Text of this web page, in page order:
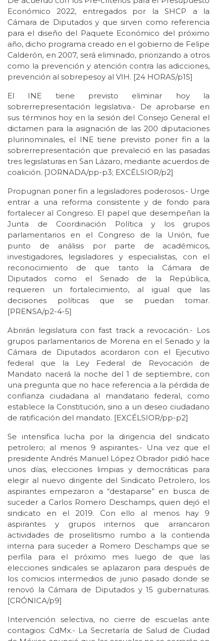
Económico 2022, entregados por la SHCP a la
Cámara de Diputados y que sirven como referencia
para el diseño del Paquete Económico del próximo
año, dicho programa creado en el gobierno de Felipe
Calderón, en 2007, será eliminado, priorizando a otros
como la prevención y atención contra las adicciones,
prevención al sobrepesoy al VIH. [24 HORAS/p15]
El INE tiene previsto eliminar hoy la
sobrerrepresentación legislativa.- De aprobarse en
sus términos hoy en la sesión del Consejo General el
dictamen para la asignación de las 200 diputaciones
plurinominales, el INE tiene previsto poner fin a la
sobrerrepresentación que prevaleció en las pasadas
tres legislaturas en San Lázaro, mediante acuerdos de
coalición. [JORNADA/pp-p3; EXCÉLSIOR/p2]
Propugnan poner fin a legisladores poderosos.- Urge
entrar a una reforma consistente y de fondo para
fortalecer al Congreso. El papel que desempeñan la
Junta de Coordinación Política y los grupos
parlamentarios en el Congreso de la Unión, fue
punto de análisis por parte de académicos,
investigadores, legisladores y especialistas, con el
reconocimiento de que tanto la Cámara de
Diputados como el Senado de la República,
requieren un fortalecimiento, al igual que las
decisiones políticas que se puedan tomar.
[PRENSA/p2-4-5]
Abrirán legislatura con fast track a revocación.- Los
grupos parlamentarios de Morena en el Senado y la
Cámara de Diputados acordaron con el Ejecutivo
federal que la Ley Federal de Revocación de
Mandato nacerá la noche del 1 de septiembre, con
una pregunta que no hace referencia a la pérdida de
confianza ciudadana al mandatario federal, como
establece la Constitución, sino a un deseo ciudadano
de ratificación del mandato. [EXCÉLSIOR/pp-p2]
Se intensifica lucha por la dirigencia del sindicato
petrolero; al menos 9 aspirantes.- Una vez que el
presidente Andrés Manuel López Obrador pidió hace
unos días, elecciones limpias y democráticas para
elegir al nuevo dirigente del Sindicato Petrolero, los
aspirantes empezaron a “destaparse” en busca de
suceder a Carlos Romero Deschamps, quien dejó el
sindicato en el 2019. Con ello al menos hay 9
aspirantes y grupos internos que arrancaron
actividades de proselitismo rumbo a la contienda
interna para suceder a Romero Deschamps que se
perfila para el próximo mes luego de que las
elecciones sindicales se aplazaron para después de
los comicios intermedios de junio pasado donde se
renovó la Cámara de Diputados y 15 gubernaturas.
[CRÓNICA/p9]
Intervención selectiva, no cierre de escuelas ante
contagios: CdMx.- La Secretaría de Salud de Ciudad